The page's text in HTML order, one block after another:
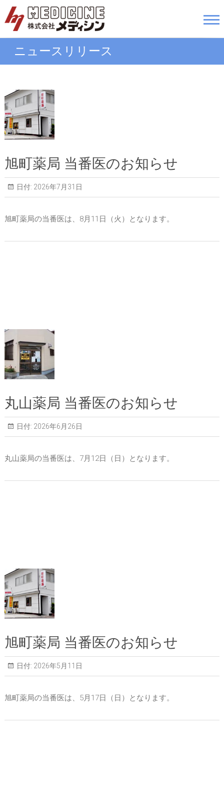
Skip
content
株式会社メディシン
ニュースリリース
旭町薬局 当番医のお知らせ
日付: 2026年7月31日
旭町薬局の当番医は、8月11日（火）となります。
丸山薬局 当番医のお知らせ
日付: 2026年6月26日
丸山薬局の当番医は、7月12日（日）となります。
旭町薬局 当番医のお知らせ
日付: 2026年5月11日
旭町薬局の当番医は、5月17日（日）となります。